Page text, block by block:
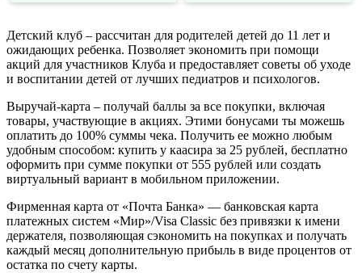
Детский клуб – рассчитан для родителей детей до 11 лет и
ожидающих ребенка. Позволяет экономить при помощи
акций для участников Клуба и предоставляет советы об уходе
и воспитании детей от лучших педиатров и психологов.
Выручай-карта – получай баллы за все покупки, включая
товары, участвующие в акциях. Этими бонусами ты можешь
оплатить до 100% суммы чека. Получить ее можно любым
удобным способом: купить у каасира за 25 рублей, бесплатно
оформить при сумме покупки от 555 рублей или создать
виртуальный вариант в мобильном приложении.
Фирменная карта от «Почта Банка» — банковская карта
платежных систем «Мир»/Visa Classic без привязки к имени
держателя, позволяющая сэкономить на покупках и получать
каждый месяц дополнительную прибыль в виде процентов от
остатка по счету карты.